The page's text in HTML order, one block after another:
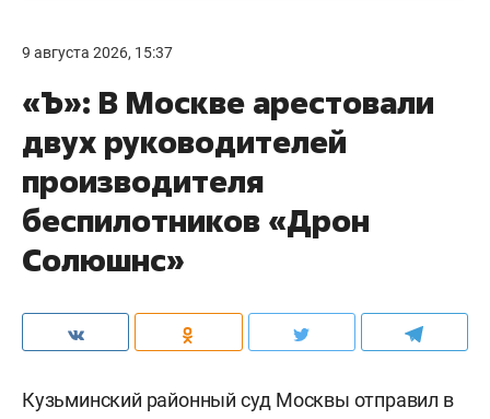
9 августа 2026, 15:37
«Ъ»: В Москве арестовали
двух руководителей
производителя
беспилотников «Дрон
Солюшнс»
Кузьминский районный суд Москвы отправил в